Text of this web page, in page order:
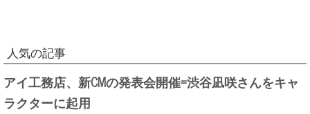
人気の記事
アイ工務店、新CMの発表会開催=渋谷凪咲さんをキャ
ラクターに起用